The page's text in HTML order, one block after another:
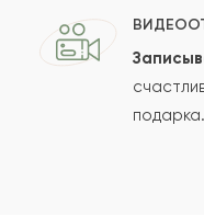
Отзыв будет
Проверяем на
подарка.